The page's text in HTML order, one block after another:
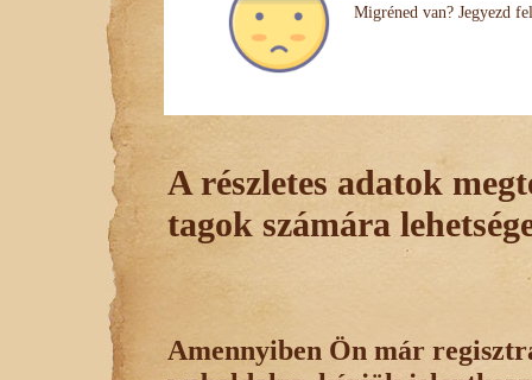
Migréned van? Jegyezd
A részletes adatok
tagok számára
Amennyiben Ön már